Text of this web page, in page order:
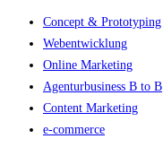
Concept & Prototyping
Webentwicklung
Online Marketing
Agenturbusiness B to B
Content Marketing
e-commerce